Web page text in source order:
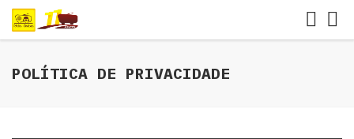
POLÍTICA DE PRIVACIDADE